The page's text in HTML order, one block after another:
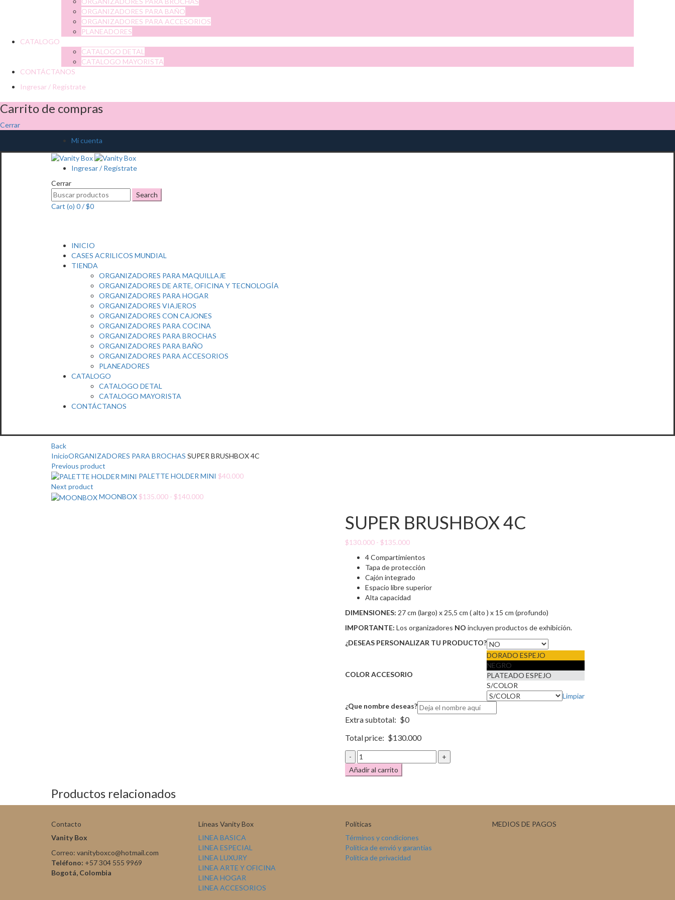
ORGANIZADORES PARA BAÑO
ORGANIZADORES PARA ACCESORIOS
PLANEADORES
CATALOGO
CATALOGO DETAL
CATALOGO MAYORISTA
CONTÁCTANOS
Ingresar / Regístrate
Carrito de compras
Cerrar
Mi cuenta
Ingresar / Regístrate
Cerrar
Search
for:
Search
Cart (o) 0/$0
INICIO
CASES ACRILICOS MUNDIAL
TIENDA
ORGANIZADORES PARA MAQUILLAJE
ORGANIZADORES DE ARTE, OFICINA Y TECNOLOGÍA
ORGANIZADORES PARA HOGAR
ORGANIZADORES VIAJEROS
ORGANIZADORES CON CAJONES
ORGANIZADORES PARA COCINA
ORGANIZADORES PARA BROCHAS
ORGANIZADORES PARA BAÑO
ORGANIZADORES PARA ACCESORIOS
PLANEADORES
CATALOGO
CATALOGO DETAL
CATALOGO MAYORISTA
CONTÁCTANOS
Back
InicioORGANIZADORES PARA BROCHAS SUPER BRUSHBOX 4C
Previous product
PALETTE HOLDER MINI $40.000
Next product
MOONBOX$135.000 - $140.000Rango
SUPER BRUSHBOX 4C
$130.000 - $135.000Rango
precios:
desde
$130.000
hasta
$135.000
4 Compartimientos
Tapa de protección
Cajón integrado
Espacio libre superior
Alta capacidad
DIMENSIONES: 27 cm (largo) x 25,5 cm ( alto ) x 15 cm (profundo)
IMPORTANTE: Los organizadores NO incluyen productos de exhibición.
¿DESEAS PERSONALIZAR TU PRODUCTO?
COLOR ACCESORIO
DORADO ESPEJO
NEGRO
PLATEADO ESPEJO
S/COLOR
Limpiar
¿Que nombre deseas?
Extra subtotal: $0
Total price: $130.000
SUPER
BRUSHBOX
4C
Añadir al carrito
Productos relacionados
Contacto
Vanity Box
Correo: vanityboxco@hotmail.com
Teléfono: +57 304 555 9969
Bogotá, Colombia
Líneas Vanity Box
LINEA BASICA
LINEA ESPECIAL
LINEA LUXURY
LINEA ARTE Y OFICINA
LINEA HOGAR
LINEA ACCESORIOS
Políticas
Términos y condiciones
Política de envió y garantías
Política de privacidad
MEDIOS DE PAGOS